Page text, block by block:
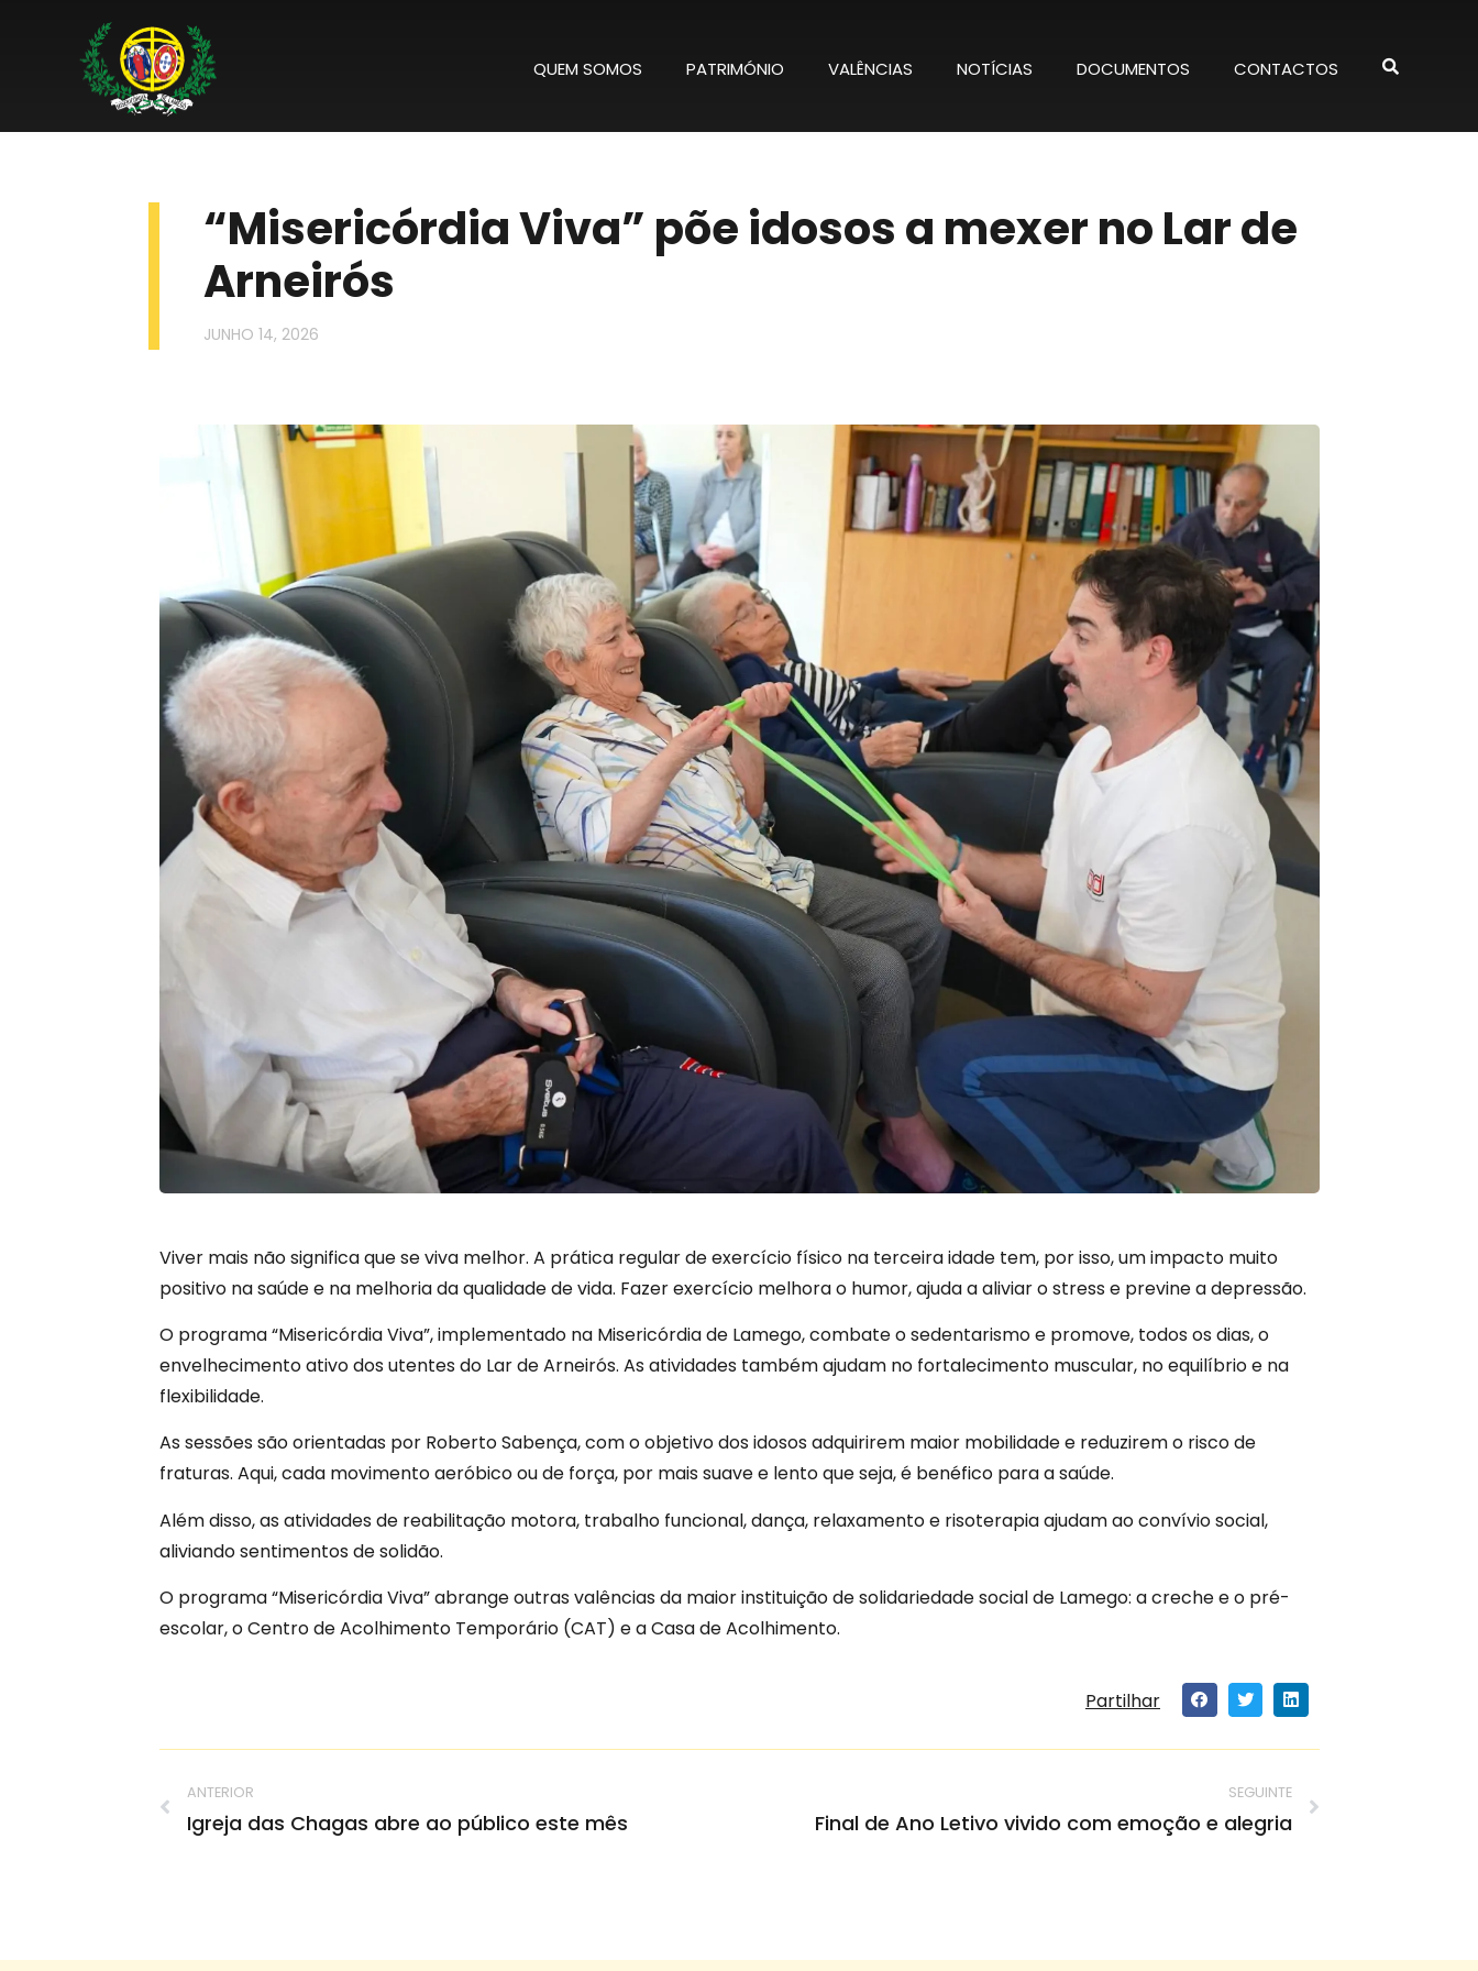
QUEM SOMOS PATRIMÓNIO VALÊNCIAS NOTÍCIAS DOCUMENTOS CONTACTOS
“Misericórdia Viva” põe idosos a mexer no Lar de
Arneirós
JUNHO 14, 2026
Viver mais não significa que se viva melhor. A prática regular de exercício físico na terceira idade tem, por isso, um impacto muito
positivo na saúde e na melhoria da qualidade de vida. Fazer exercício melhora o humor, ajuda a aliviar o stress e previne a depressão.
O programa “Misericórdia Viva”, implementado na Misericórdia de Lamego, combate o sedentarismo e promove, todos os dias, o
envelhecimento ativo dos utentes do Lar de Arneirós. As atividades também ajudam no fortalecimento muscular, no equilíbrio e na
flexibilidade.
As sessões são orientadas por Roberto Sabença, com o objetivo dos idosos adquirirem maior mobilidade e reduzirem o risco de
fraturas. Aqui, cada movimento aeróbico ou de força, por mais suave e lento que seja, é benéfico para a saúde.
Além disso, as atividades de reabilitação motora, trabalho funcional, dança, relaxamento e risoterapia ajudam ao convívio social,
aliviando sentimentos de solidão.
O programa “Misericórdia Viva” abrange outras valências da maior instituição de solidariedade social de Lamego: a creche e o pré-
escolar, o Centro de Acolhimento Temporário (CAT) e a Casa de Acolhimento.
Partilhar
ANTERIOR
Igreja das Chagas abre ao público este mês
SEGUINTE
Final de Ano Letivo vivido com emoção e alegria